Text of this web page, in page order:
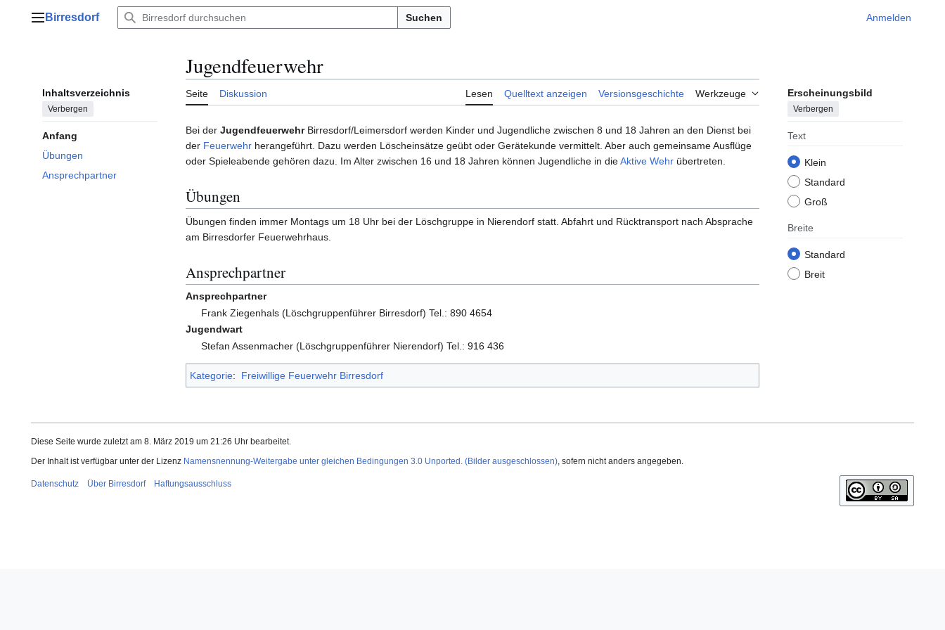
Hauptmenü
Birresdorf Suchen Anmelden
Inhaltsverzeichnis
Verbergen
Anfang
Übungen
Ansprechpartner
Jugendfeuerwehr
Seite Diskussion Lesen Quelltext anzeigen Versionsgeschichte Werkzeuge Erscheinungsbild
Verbergen
Text
Klein
Standard
Groß
Breite
Standard
Breit
Bei der JugendfeuerwehrBirresdorf/Leimersdorf werden Kinder und Jugendliche zwischen 8 und 18 Jahren an den Dienst bei
der Feuerwehr herangeführt. Dazu werden Löscheinsätze geübt oder Gerätekunde vermittelt. Aber auch gemeinsame Ausflüge
oder Spieleabende gehören dazu. Im Alter zwischen 16 und 18 Jahren können Jugendliche in dieAktive Wehr übertreten.
Übungen
Übungen finden immer Montags um 18 Uhr bei der Löschgruppe in Nierendorf statt. Abfahrt und Rücktransport nach Absprache
am Birresdorfer Feuerwehrhaus.
Ansprechpartner
Ansprechpartner
Frank Ziegenhals (Löschgruppenführer Birresdorf) Tel.: 890 4654
Jugendwart
Stefan Assenmacher (Löschgruppenführer Nierendorf) Tel.: 916 436
Kategorie: Freiwillige Feuerwehr Birresdorf
Diese Seite wurde zuletzt am 8. März 2019 um 21:26 Uhr bearbeitet.
Der Inhalt ist verfügbar unter der Lizenz Namensnennung-Weitergabe unter gleichen Bedingungen 3.0 Unported. (Bilder ausgeschlossen) , sofern nicht anders angegeben.
Datenschutz Über Birresdorf Haftungsausschluss